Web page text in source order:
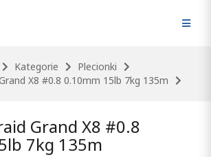
Kategorie
Plecionki
X8 #0.8 0.10mm 15lb 7kg 135m
Grand X8 #0.8
7kg 135m